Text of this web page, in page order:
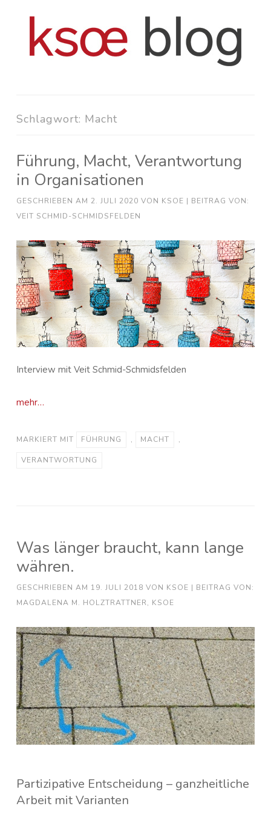
Inhalt
springen
Schlagwort: Macht
Führung, Macht, Verantwortung
in Organisationen
GESCHRIEBEN AM 2. JULI 2020 VON KSOE | BEITRAG VON:
VEIT SCHMID-SCHMIDSFELDEN
Interview mit Veit Schmid-Schmidsfelden
mehr…
MARKIERT MIT FÜHRUNG , MACHT ,
VERANTWORTUNG
Was länger braucht, kann lange
währen.
GESCHRIEBEN AM 19. JULI 2018 VON KSOE | BEITRAG VON:
MAGDALENA M. HOLZTRATTNER, KSOE
Partizipative Entscheidung – ganzheitliche
Arbeit mit Varianten